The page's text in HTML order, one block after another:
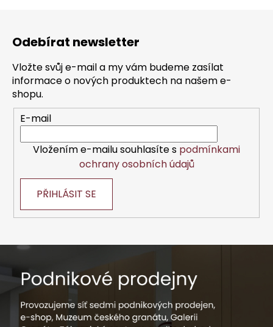
Odebírat newsletter
Vložte svůj e-mail a my vám budeme zasílat
informace o nových produktech na našem e-
shopu.
E-mail
Vložením e-mailu souhlasíte s podmínkami
ochrany osobních údajů
PŘIHLÁSIT SE